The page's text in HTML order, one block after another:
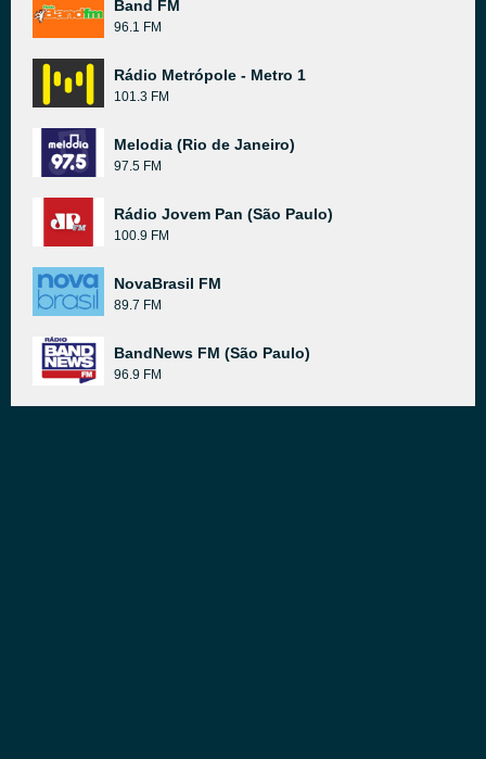
Band FM
96.1 FM
Rádio Metrópole - Metro 1
101.3 FM
Melodia (Rio de Janeiro)
97.5 FM
Rádio Jovem Pan (São Paulo)
100.9 FM
NovaBrasil FM
89.7 FM
BandNews FM (São Paulo)
96.9 FM